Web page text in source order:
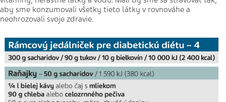
aby sme konzumovali všetky tieto látky v rovnováhe a
neohrozovali svoje zdravie.